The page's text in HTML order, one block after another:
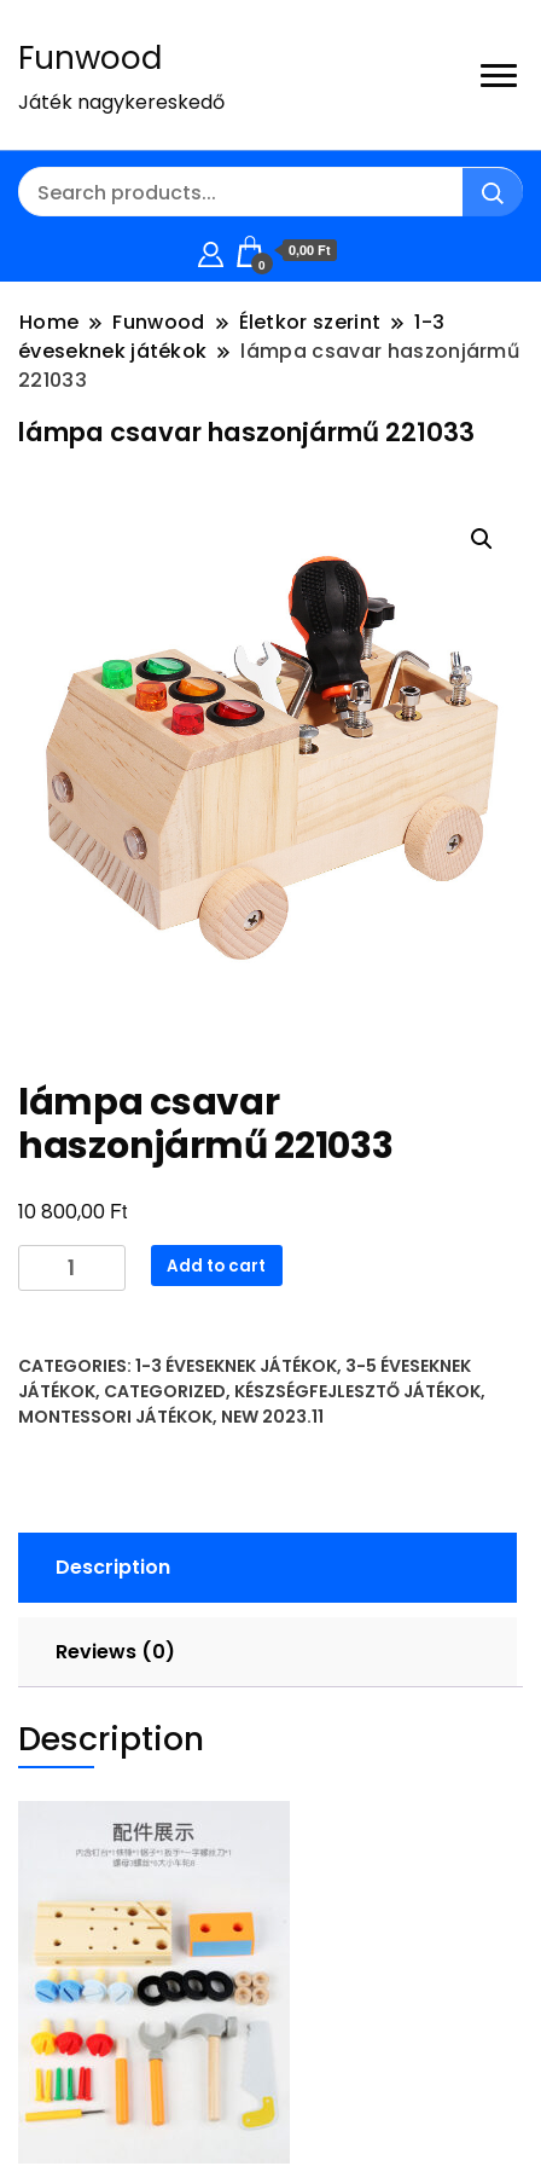
Funwood
Játék nagykereskedő
0
0,00 Ft
Home Funwood Életkor szerint
1-3
éveseknek játékok
lámpa csavar haszonjármű
221033
lámpa csavar haszonjármű 221033
lámpa csavar
haszonjármű 221033
10 800,00 Ft
lámpa
csavar
quantity
Add to cart
CATEGORIES: 1-3 ÉVESEKNEK JÁTÉKOK, 3-5 ÉVESEKNEK
JÁTÉKOK, CATEGORIZED, KÉSZSÉGFEJLESZTŐ JÁTÉKOK,
MONTESSORI JÁTÉKOK, NEW 2023.11
Description
Reviews (0)
Description